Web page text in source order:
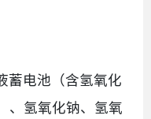
蓄电池（含氢氧化
、氢氧化钠、氢氧